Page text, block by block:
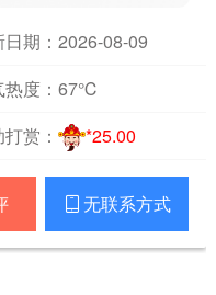
日期：2026-08-09
热度： 67℃
赏： *25.00
 无联系方式